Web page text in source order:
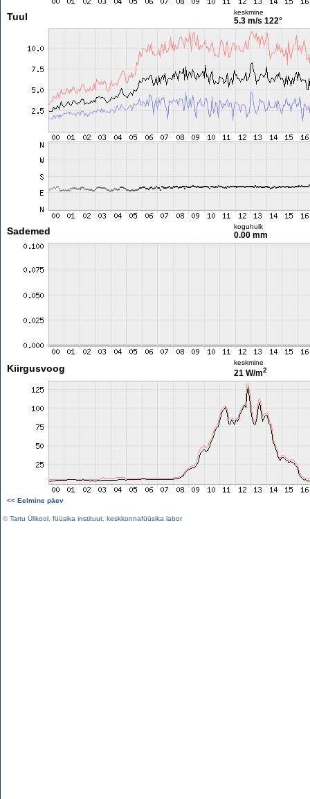
Tuul keskmine
5.3 m/s 122°
Sademed koguhulk
0.00 mm
Kiirgusvoog
keskmine
21 W/m2
<< Eelmine päev
©Tartu Ülikool füüsika instituut keskkonnafüüsika labor